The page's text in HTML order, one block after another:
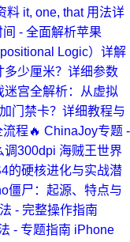
料 it, one, that 用法详
- 全面解析苹果
Logic）详解
多少厘米？详细参数
宫全解析：从虚拟
门禁卡？详细教程与
程🔥 ChinaJoy专题 -
调300dpi 海贼王世界
的硬核进化与实战潜
僵尸：起源、特点与
- 完整操作指南
- 专题指南 iPhone